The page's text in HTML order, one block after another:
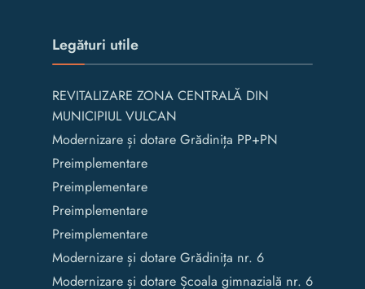
Legături utile
REVITALIZARE ZONA CENTRALĂ DIN
MUNICIPIUL VULCAN
Modernizare și dotare Grădinița PP+PN
Preimplementare
Preimplementare
Preimplementare
Preimplementare
Modernizare și dotare Grădinița nr. 6
Modernizare și dotare Școala gimnazială nr. 6